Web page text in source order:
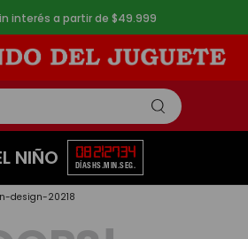
interés a partir de $49.999
NIÑO 08
DÍAS
21
HS.
27
MIN.
34
SEG.
design-20218